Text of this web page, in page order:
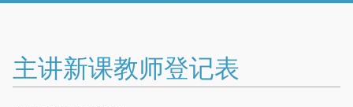
主讲新课教师登记表